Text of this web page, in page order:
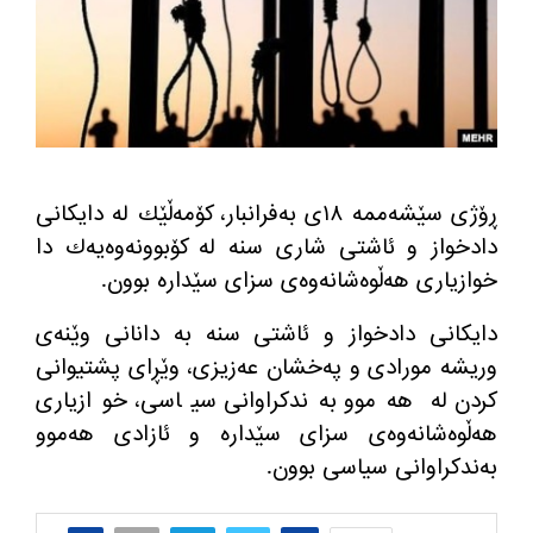
ڕۆژی سێشه‌ممه‌ ١٨ی به‌فرانبار، كۆمه‌ڵێك له‌ دایكانی
دادخواز و ئاشتی شاری سنه‌ له‌ كۆبوونه‌وه‌یه‌ك دا
خوازیاری هه‌ڵوه‌شانه‌وه‌ی سزای سێداره‌ بوون.
دایكانی دادخواز و ئاشتی سنه‌ به‌ دانانی وێنه‌ی
وریشه مورادی و په‌خشان عه‌زیزی، وێڕای پشتیوانی
كردن له‌ هه‌موو به‌ندكراوانی سیاسی، خوازیاری
هه‌ڵوه‌شانه‌وه‌ی سزای سێداره‌ و ئازادی هه‌موو
به‌ندكراوانی سیاسی بوون.